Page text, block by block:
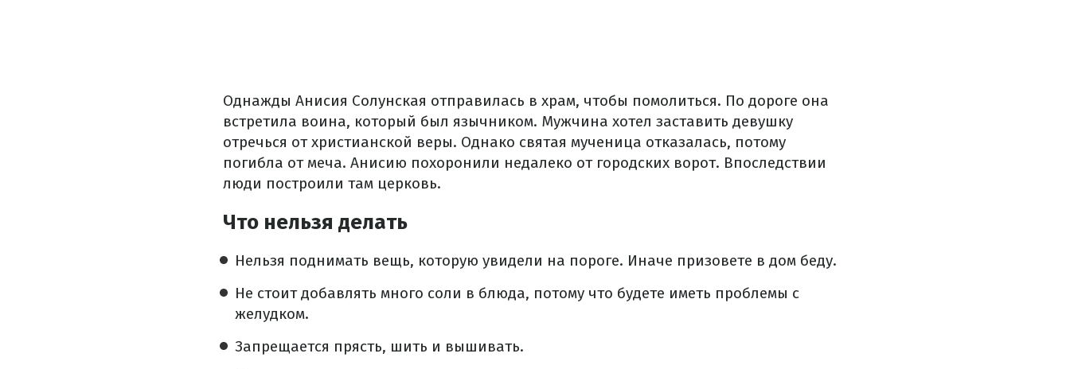
Однажды Анисия Солунская отправилась в храм, чтобы помолиться. По дороге она
встретила воина, который был язычником. Мужчина хотел заставить девушку
отречься от христианской веры. Однако святая мученица отказалась, потому
погибла от меча. Анисию похоронили недалеко от городских ворот. Впоследствии
люди построили там церковь.
Что нельзя делать
Нельзя поднимать вещь, которую увидели на пороге. Иначе призовете в дом беду.
Не стоит добавлять много соли в блюда, потому что будете иметь проблемы с
желудком.
Запрещается прясть, шить и вышивать.